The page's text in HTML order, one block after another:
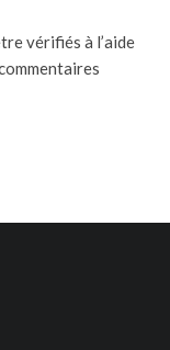
vérifiés à l’aide